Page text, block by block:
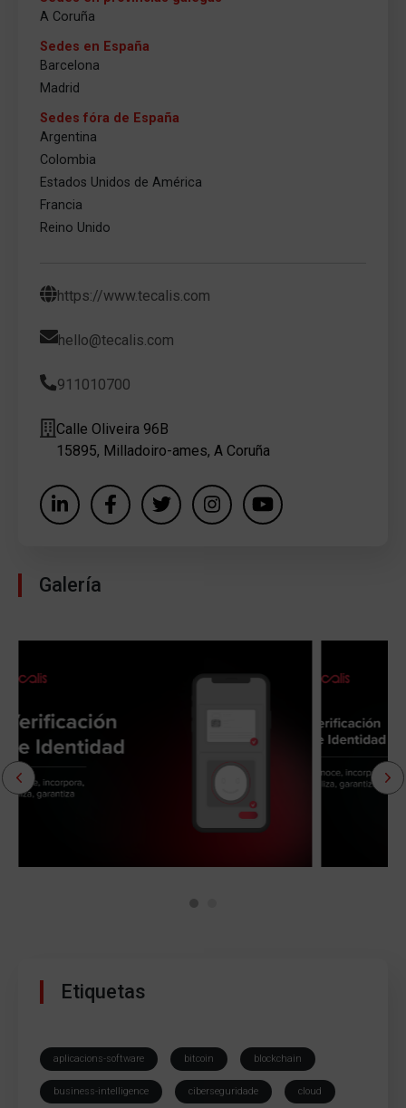
A Coruña
Sedes en España
Barcelona
Madrid
Sedes fóra de España
Argentina
Colombia
Estados Unidos de América
Francia
Reino Unido
https://www.tecalis.com
hello@tecalis.com
911010700
Calle Oliveira 96B
15895, Milladoiro-ames, A Coruña
Galería
Etiquetas
aplicacions-software bitcoin blockchain
business-intelligence ciberseguridade cloud